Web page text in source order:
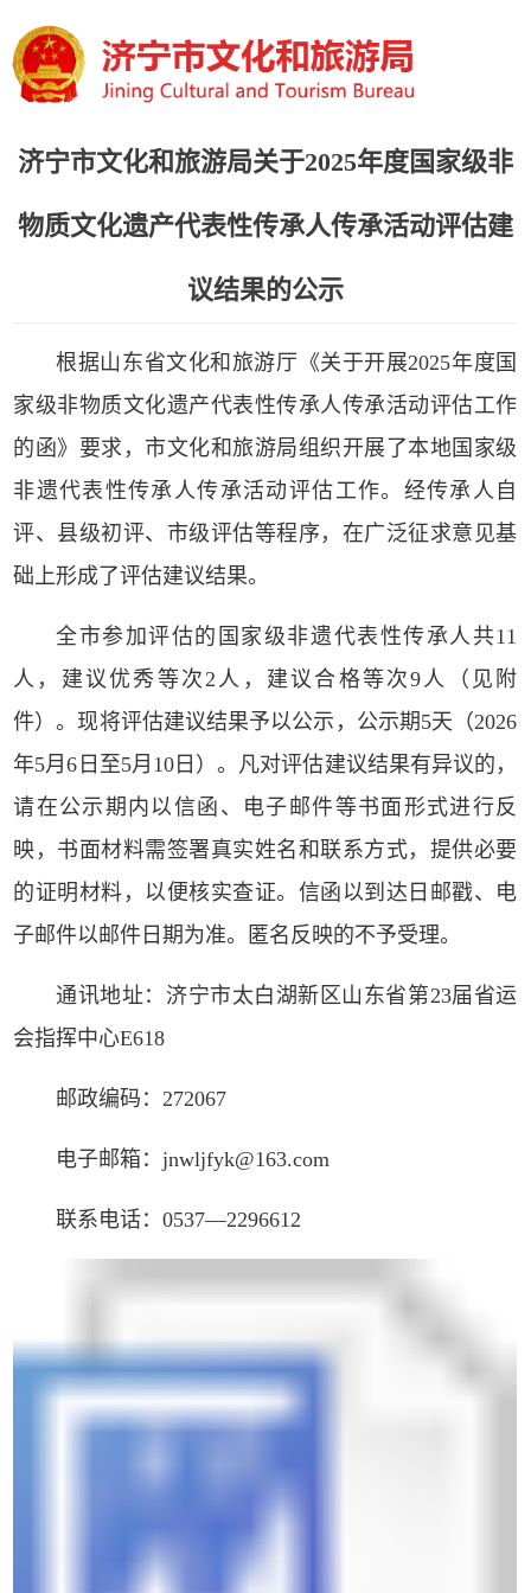
济宁市文化和旅游局关于2025年度国家级非
物质文化遗产代表性传承人传承活动评估建
议结果的公示
根据山东省文化和旅游厅《关于开展2025年度国
家级非物质文化遗产代表性传承人传承活动评估工作
的函》要求，市文化和旅游局组织开展了本地国家级
非遗代表性传承人传承活动评估工作。经传承人自
评、县级初评、市级评估等程序，在广泛征求意见基
础上形成了评估建议结果。
全市参加评估的国家级非遗代表性传承人共11
人，建议优秀等次2人，建议合格等次9人（见附
件）。现将评估建议结果予以公示，公示期5天（2026
年5月6日至5月10日）。凡对评估建议结果有异议的，
请在公示期内以信函、电子邮件等书面形式进行反
映，书面材料需签署真实姓名和联系方式，提供必要
的证明材料，以便核实查证。信函以到达日邮戳、电
子邮件以邮件日期为准。匿名反映的不予受理。
通讯地址：济宁市太白湖新区山东省第23届省运
会指挥中心E618
邮政编码：272067
电子邮箱：jnwljfyk@163.com
联系电话：0537—2296612